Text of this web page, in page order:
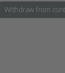
Withdraw from